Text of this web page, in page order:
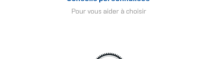
Pour vous aider à choisir